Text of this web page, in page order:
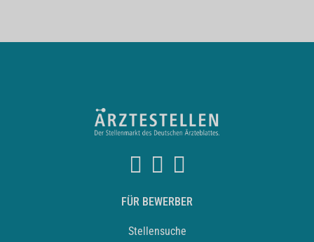
FÜR BEWERBER
Stellensuche